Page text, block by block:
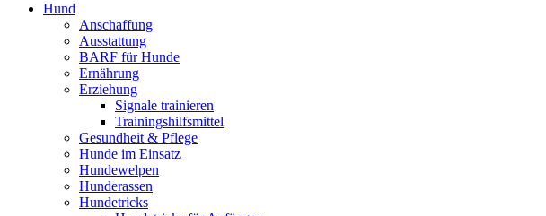
Hund
Anschaffung
Ausstattung
BARF für Hunde
Ernährung
Erziehung
Signale trainieren
Trainingshilfsmittel
Gesundheit & Pflege
Hunde im Einsatz
Hundewelpen
Hunderassen
Hundetricks